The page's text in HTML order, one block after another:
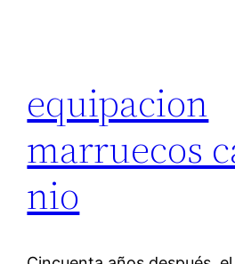
equipacion
marruecos
nio